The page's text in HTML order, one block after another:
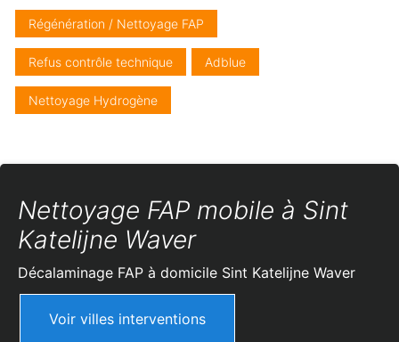
Régénération / Nettoyage FAP
Refus contrôle technique Adblue
Nettoyage Hydrogène
Nettoyage FAP mobile à Sint
Katelijne Waver
Décalaminage FAP à domicile Sint Katelijne Waver
Voir villes interventions